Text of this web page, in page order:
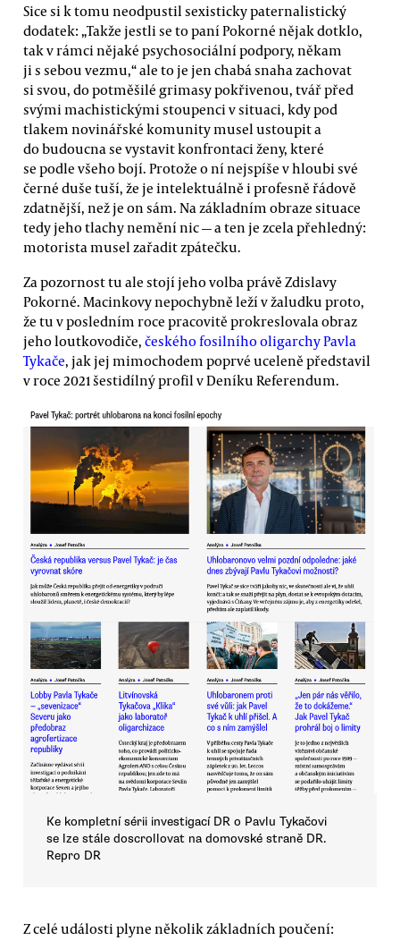
Sice si k tomu neodpustil sexisticky paternalistický
dodatek: „Takže jestli se to paní Pokorné nějak dotklo,
tak v rámci nějaké psychosociální podpory, někam
ji s sebou vezmu,“ ale to je jen chabá snaha zachovat
si svou, do potměšilé grimasy pokřivenou, tvář před
svými machistickými stoupenci v situaci, kdy pod
tlakem novinářské komunity musel ustoupit a
do budoucna se vystavit konfrontaci ženy, které
se podle všeho bojí. Protože o ní nejspíše v hloubi své
černé duše tuší, že je intelektuálně i profesně řádově
zdatnější, než je on sám. Na základním obraze situace
tedy jeho tlachy nemění nic — a ten je zcela přehledný:
motorista musel zařadit zpátečku.
Za pozornost tu ale stojí jeho volba právě Zdislavy
Pokorné. Macinkovy nepochybně leží v žaludku proto,
že tu v posledním roce pracovitě prokreslovala obraz
jeho loutkovodiče, českého fosilního oligarchy Pavla
Tykače, jak jej mimochodem poprvé uceleně představil
v roce 2021 šestidílný profil v Deníku Referendum.
Ke kompletní sérii investigací DR o Pavlu Tykačovi
se lze stále doscrollovat na domovské straně DR.
Repro DR
Z celé události plyne několik základních poučení: